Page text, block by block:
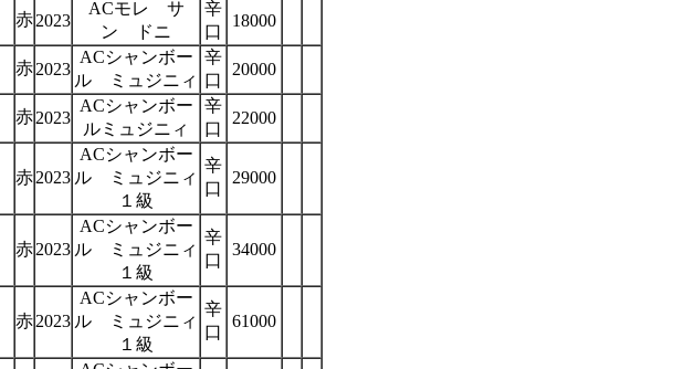
赤2023
ACモレ サ
ン ドニ
辛
口
18000
赤2023
ACシャンボー
ル ミュジニィ
辛
口
20000
赤2023
ACシャンボー
ルミュジニィ
辛
口
22000
赤2023
ACシャンボー
ル ミュジニィ
１級
辛
口
29000
赤2023
ACシャンボー
ル ミュジニィ
１級
辛
口
34000
赤2023
ACシャンボー
ル ミュジニィ
１級
辛
口
61000